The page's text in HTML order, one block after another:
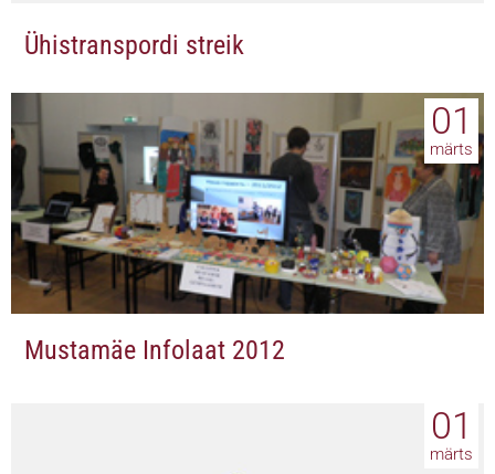
Ühistranspordi streik
01
märts
Mustamäe Infolaat 2012
01
märts